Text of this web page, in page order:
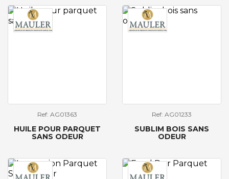
Ref: AG01363
HUILE POUR PARQUET
SANS ODEUR
Ref: AG01233
SUBLIM BOIS SANS
ODEUR